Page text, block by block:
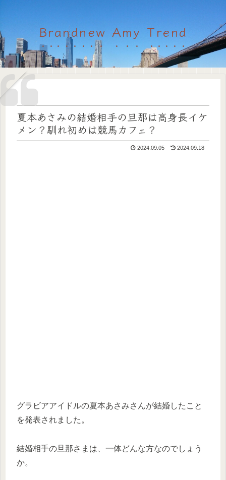
Brandnew Amy Trend
夏本あさみの結婚相手の旦那は高身長イケ
メン？馴れ初めは競馬カフェ？
2024.09.05 2024.09.18
グラビアアイドルの夏本あさみさんが結婚したこと
を発表されました。
結婚相手の旦那さまは、一体どんな方なのでしょう
か。